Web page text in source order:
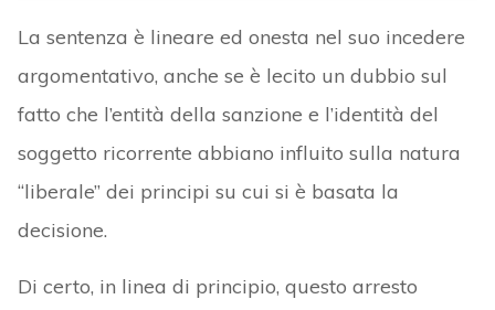
La sentenza è lineare ed onesta nel suo incedere
argomentativo, anche se è lecito un dubbio sul
fatto che l’entità della sanzione e l’identità del
soggetto ricorrente abbiano influito sulla natura
“liberale” dei principi su cui si è basata la
decisione.
Di certo, in linea di principio, questo arresto